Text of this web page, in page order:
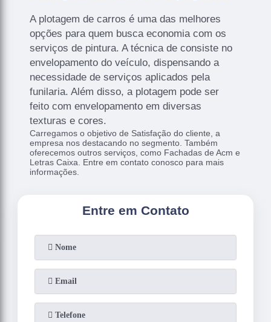
A plotagem de carros é uma das melhores
opções para quem busca economia com os
serviços de pintura. A técnica de consiste no
envelopamento do veículo, dispensando a
necessidade de serviços aplicados pela
funilaria. Além disso, a plotagem pode ser
feito com envelopamento em diversas
texturas e cores.
Carregamos o objetivo de Satisfação do cliente, a
empresa nos destacando no segmento. Também
oferecemos outros serviços, como Fachadas de Acm e
Letras Caixa. Entre em contato conosco para mais
informações.
Entre em Contato